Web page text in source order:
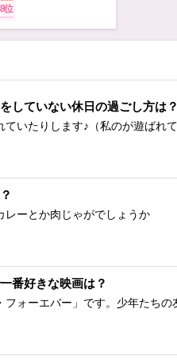
位
していない休日の過ごし方は？
ていたりします♪（私のが遊ばれ
レーとか肉じゃがでしょうか
番好きな映画は？
フォーエバー」です。少年たちの